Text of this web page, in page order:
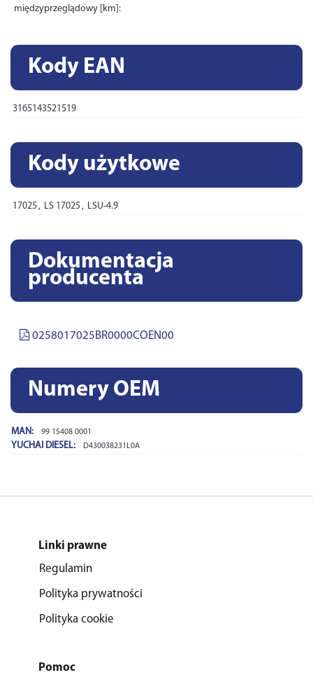
międzyprzeglądowy [km]:
Kody EAN
3165143521519
Kody użytkowe
17025, LS 17025, LSU-4.9
Dokumentacja
producenta
0258017025BR0000COEN00
Numery OEM
MAN: 99 15408 0001
YUCHAI DIESEL: D430038231L0A
Linki prawne
Regulamin
Polityka prywatności
Polityka cookie
Pomoc